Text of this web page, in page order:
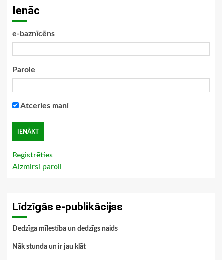
Ienāc
e-baznīcēns
Parole
Atceries mani
Reģistrēties
Aizmirsi paroli
Līdzīgās e-publikācijas
Dedzīga mīlestība un dedzīgs naids
Nāk stunda un ir jau klāt